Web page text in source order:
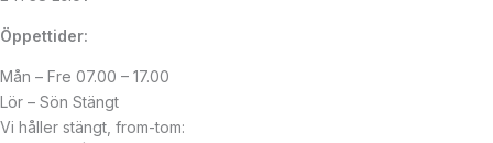
Öppettider:
Mån – Fre 07.00 – 17.00
Lör – Sön Stängt
Vi håller stängt, from-tom: